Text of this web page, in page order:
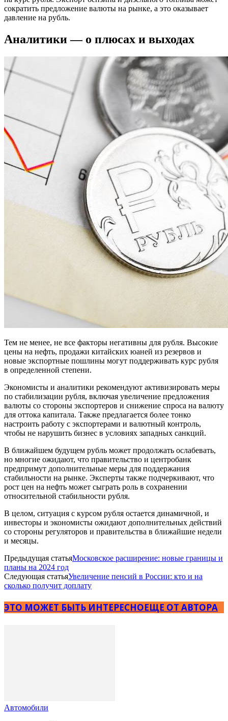
сократить предложение валюты на рынке, а это оказывает
давление на рубль.
Аналитики — о плюсах и выходах
Тем не менее, не все факторы негативны для рубля. Высокие
цены на нефть, продажи китайских юаней из резервов и
новые экспортные пошлины могут поддерживать курс рубля
в определенной степени.
Экономисты и аналитики рекомендуют активизировать меры
по стабилизации рубля, включая увеличение предложения
валюты со стороны экспортеров и снижение спроса на валюту
для оттока капитала. Также предлагается более тонко
настроить работу с экспортерами и валютный контроль,
чтобы не нарушить бизнес в условиях западных санкций.
В ближайшем будущем рубль может продолжать ослабевать,
но многие ожидают, что правительство и центробанк
предпримут дополнительные меры для поддержания
стабильности на рынке. Эксперты также подчеркивают, что
рост цен на нефть может сыграть роль в сохранении
относительной стабильности рубля.
В целом, ситуация с курсом рубля остается динамичной, и
инвесторы и экономисты ожидают дополнительных действий
со стороны регуляторов и правительства в ближайшие недели
и месяцы.
Предыдущая статьяМосковское расширение: новые границы и
планы на 2024 год
Следующая статьяУвеличение пенсий в России: кто и на
сколько получит доплату
ЭТО МОЖЕТ БЫТЬ ИНТЕРЕСНОЕЩЕ ОТ АВТОРА
Автомобили